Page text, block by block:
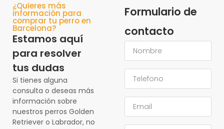
¿Quieres más
información para
comprar tu perro en
Barcelona?
Estamos aquí
para resolver
tus dudas
Si tienes alguna
consulta o deseas más
información sobre
nuestros perros Golden
Retriever o Labrador, no
Formulario de
contacto